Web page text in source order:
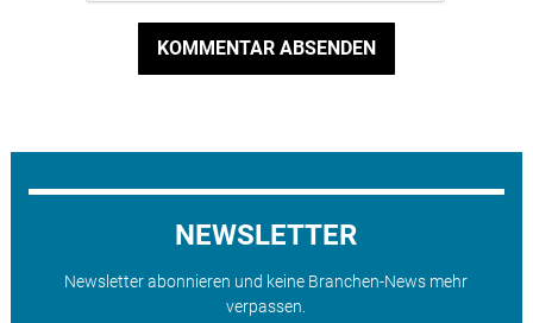
KOMMENTAR ABSENDEN
NEWSLETTER
Newsletter abonnieren und keine Branchen-News mehr
verpassen.